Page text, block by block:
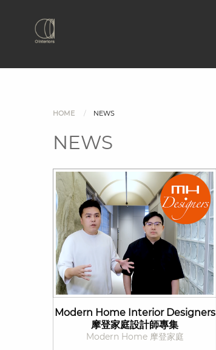
HOME NEWS
NEWS
Modern Home Interior Designers
摩登家庭設計師專集
Modern Home 摩登家庭